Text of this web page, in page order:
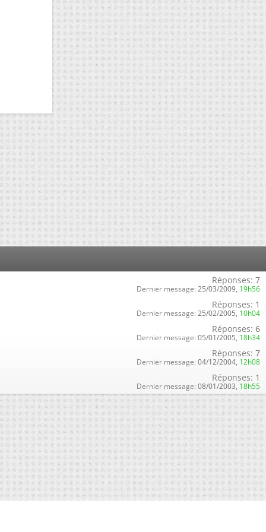
Réponses: 7
Dernier message: 25/03/2009, 19h56
Réponses: 1
Dernier message: 25/02/2005, 10h04
Réponses: 6
Dernier message: 05/01/2005, 18h34
Réponses: 7
Dernier message: 04/12/2004, 12h08
Réponses: 1
Dernier message: 08/01/2003, 18h55